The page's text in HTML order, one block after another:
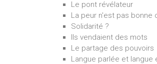
Le pont révélateur
La peur n'est pas bonne
Solidarité ?
Ils vendaient des mots
Le partage des pouvoirs
Langue parlée et langue